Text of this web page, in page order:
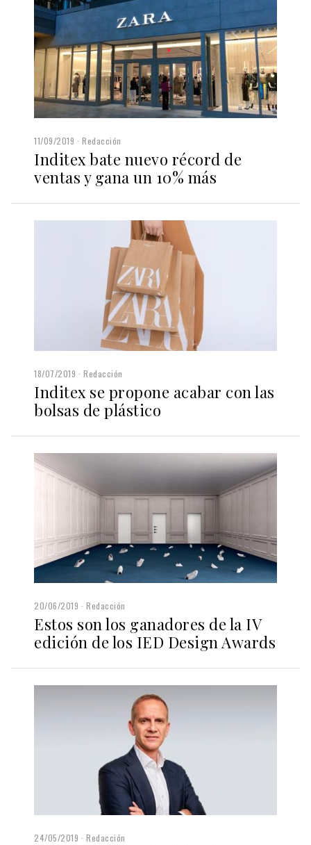
11/09/2019 Redacción
Inditex bate nuevo récord de
ventas y gana un 10% más
18/07/2019 Redacción
Inditex se propone acabar con las
bolsas de plástico
20/06/2019 Redacción
Estos son los ganadores de la IV
edición de los IED Design Awards
24/05/2019 Redacción